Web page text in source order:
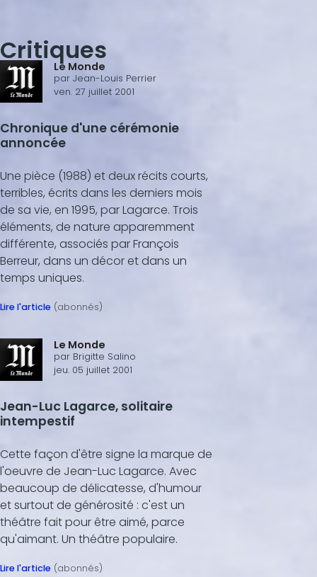
o
n
f
m
i
n
t
e
s
,
5
6
s
e
c
o
n
s
Critiques
Le Monde
par Jean-Louis Perrier
ven. 27 juillet 2001
Chronique d'une cérémonie
annoncée
Une pièce (1988) et deux récits courts,
terribles, écrits dans les derniers mois
de sa vie, en 1995, par Lagarce. Trois
éléments, de nature apparemment
différente, associés par François
Berreur, dans un décor et dans un
temps uniques.
Lire l'article (abonnés)
Le Monde
par Brigitte Salino
jeu. 05 juillet 2001
Jean-Luc Lagarce, solitaire
intempestif
Cette façon d'être signe la marque de
l'oeuvre de Jean-Luc Lagarce. Avec
beaucoup de délicatesse, d'humour
et surtout de générosité : c'est un
théâtre fait pour être aimé, parce
qu'aimant. Un théâtre populaire.
Lire l'article (abonnés)